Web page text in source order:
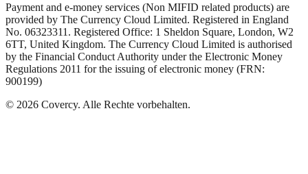
Payment and e-money services (Non MIFID related products) are
provided by The Currency Cloud Limited. Registered in England
No. 06323311. Registered Office: 1 Sheldon Square, London, W2
6TT, United Kingdom. The Currency Cloud Limited is authorised
by the Financial Conduct Authority under the Electronic Money
Regulations 2011 for the issuing of electronic money (FRN:
900199)
© 2026 Covercy. Alle Rechte vorbehalten.